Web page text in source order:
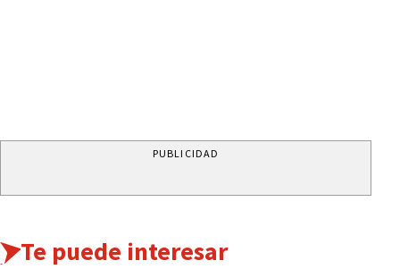
PUBLICIDAD
Te puede interesar